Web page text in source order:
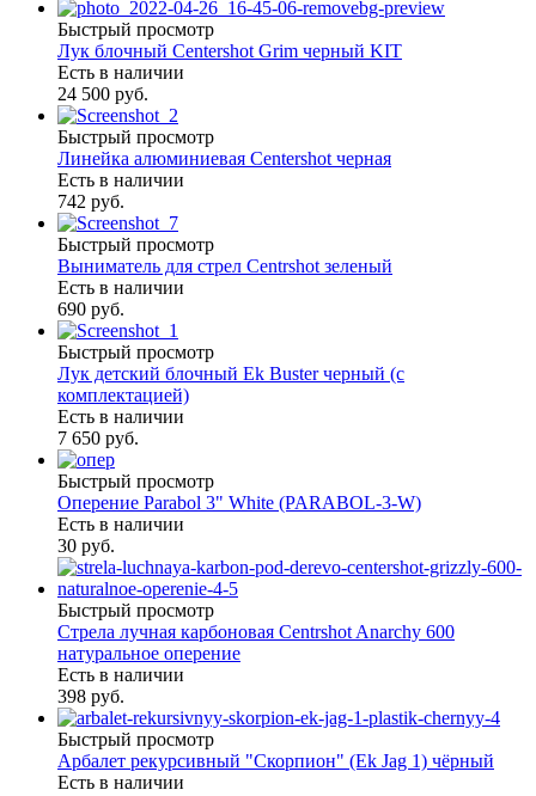
Быстрый просмотр
Лук блочный Centershot Grim черный KIT
Есть в наличии
24 500 руб.
Быстрый просмотр
Линейка алюминиевая Centershot черная
Есть в наличии
742 руб.
Быстрый просмотр
Выниматель для стрел Centrshot зеленый
Есть в наличии
690 руб.
Быстрый просмотр
Лук детский блочный Ek Buster черный (с
комплектацией)
Есть в наличии
7 650 руб.
Быстрый просмотр
Оперение Parabol 3" White (PARABOL-3-W)
Есть в наличии
30 руб.
Быстрый просмотр
Стрела лучная карбоновая Centrshot Anarchy 600
натуральное оперение
Есть в наличии
398 руб.
Быстрый просмотр
Арбалет рекурсивный "Скорпион" (Ek Jag 1) чёрный
Есть в наличии